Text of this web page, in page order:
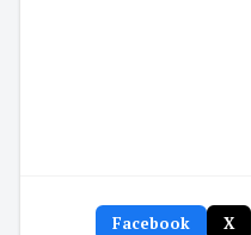
Facebook X